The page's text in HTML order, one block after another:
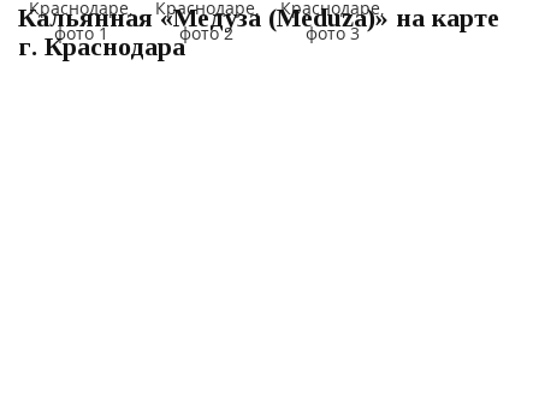
Кальянная «Медуза (Meduza)» на карте
г. Краснодара